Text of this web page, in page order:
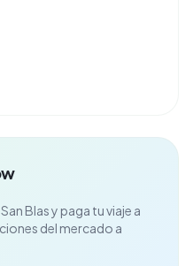
Blasy paga tu viaje a
del mercado a